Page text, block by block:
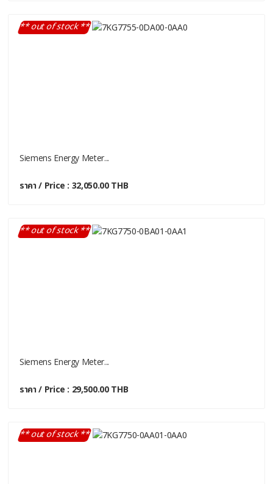
** out of stock **
Siemens Energy Meter...
ราคา / Price : 32,050.00 THB
** out of stock **
Siemens Energy Meter...
ราคา / Price : 29,500.00 THB
** out of stock **